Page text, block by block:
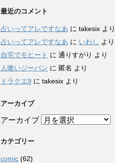
最近のコメント
占いってアレですなあ に takesix より
占いってアレですなあ に いわし より
自宅でモヒート に 通りすがり より
人喰いジーパン に 匿名 より
ドラクエ9 に takesix より
アーカイブ
アーカイブ
カテゴリー
comic (62)